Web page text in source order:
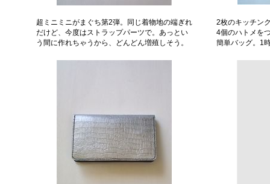
超ミニミニがまぐち第2弾。同じ着物地の端ぎれ
だけど、今度はストラップパーツで。あっとい
う間に作れちゃうから、どんどん増殖しそう。
2枚のキッチン
4個のハトメを
簡単バッグ。1